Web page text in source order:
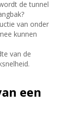
de tunnel
van onder
kunnen
van de
een